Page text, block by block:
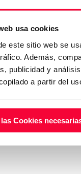
usa cookies
este sitio web se
Además,
publicidad y
a partir del
Cookies
de privacidad*
sus servicios y